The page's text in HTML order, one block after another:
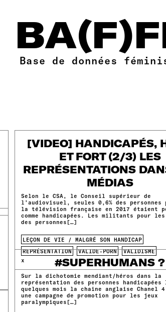
Base de données
[VIDEO] HANDICAPÉS,
ET FORT (2/3) LES
REPRÉSENTATIONS
MÉDIAS
Selon le CSA, le Conseil supérieur de
l’audiovisuel, seules 0,6% des personnes
la télévision française en 2017 étaient
comme handicapées. Les militants pour
des personnes[…]
LEÇON DE VIE / MALGRÉ SON HANDICAP
REPRÉSENTATION
VALIDE-PORN
VALIDISME
x
#SUPERHUMANS ?
Sur la dichotomie mendiant/héros dans la
représentation des personnes
quelques mois la chaine anglaise Chanel
une campagne de promotion pour les jeux
paralympiques[…]